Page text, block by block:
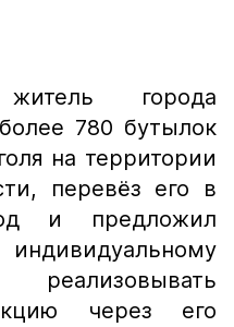
города
780 бутылок
на территории
перевёз его в
и предложил
реализовывать
через его